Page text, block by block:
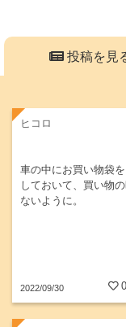
投稿を見
ヒコロ
車の中にお買い物袋
しておいて、買い物
ないように。
2022/09/30 0